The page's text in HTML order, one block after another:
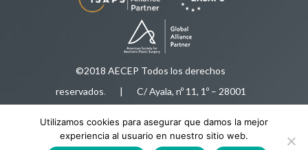
©2018 AECEP Todos los derechos
reservados. | C/ Ayala, nº 11, 1º – 28001
Tfnos:91 575 50 35/ 616 92 78 34|
Utilizamos cookies para asegurar que damos la mejor
experiencia al usuario en nuestro sitio web.